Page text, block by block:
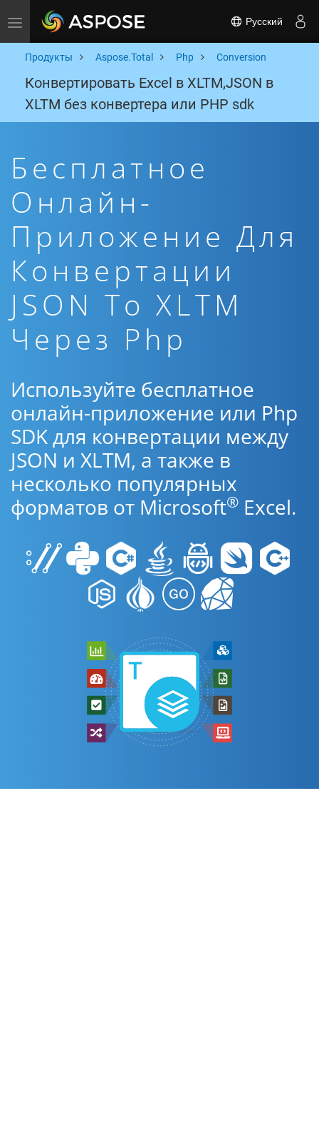
Toggle navigation Русский
Продукты Aspose.Total Php Conversion
Конвертировать Excel в XLTM,JSON в
XLTM без конвертера или PHP sdk
Бесплатное
Онлайн-
Приложение Для
Конвертации
JSON To XLTM
Через Php
Используйте бесплатное
онлайн-приложение или Php
SDK для конвертации между
JSON и XLTM, а также в
несколько популярных
форматов от Microsoft® Excel.